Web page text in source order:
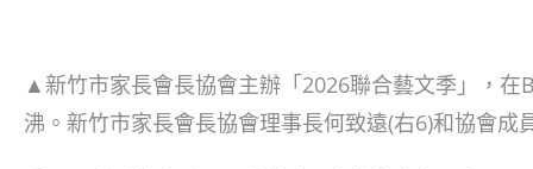
▲新竹市家長會長協會主辦「2026聯合藝文季」，
沸。新竹市家長會長協會理事長何致遠(右6)和協會